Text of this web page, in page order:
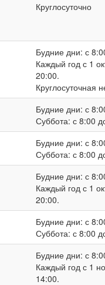
Круглосуточно
Будние дни: с
Каждый год с 1
20:00.
Круглосуточная
Будние дни: с
Суббота: с 8:00
Будние дни: с
Суббота: с 8:00
Будние дни: с
Каждый год с 1
20:00.
Будние дни: с
Суббота: с 8:00
Будние дни: с
Каждый год с 1
14:00.